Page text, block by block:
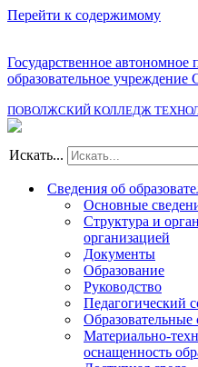
Перейти к содержимому
Государственное автономное
образовательное учреждение
ПОВОЛЖСКИЙ КОЛЛЕДЖ
Искать...
Сведения об
Основные
Структура и
организацией
Документы
Образование
Руководство
Педагогический
Образовательные
Материально-
оснащенность